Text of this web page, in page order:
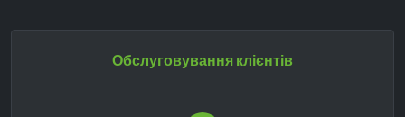
Обслуговування клієнтів